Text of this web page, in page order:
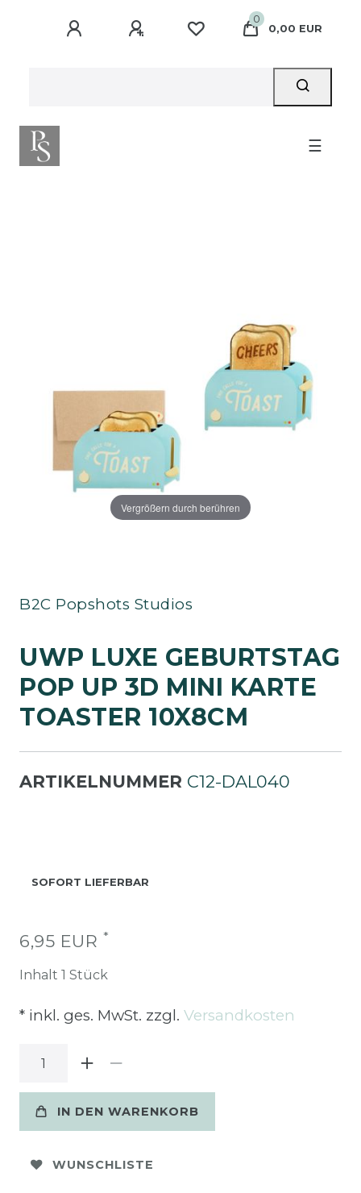
0
0,00 EUR
☰
Vergrößern durch berühren
B2C Popshots Studios
UWP LUXE GEBURTSTAG
POP UP 3D MINI KARTE
TOASTER 10X8CM
ARTIKELNUMMER C12-DAL040
SOFORT LIEFERBAR
6,95 EUR *
Inhalt 1 Stück
* inkl. ges. MwSt. zzgl. Versandkosten
IN DEN WARENKORB
WUNSCHLISTE